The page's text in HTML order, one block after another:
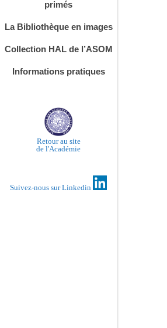
primés
La Bibliothèque en images
Collection HAL de l’ASOM
Informations pratiques
Retour au site
de l'Académie
Suivez-nous sur Linkedin